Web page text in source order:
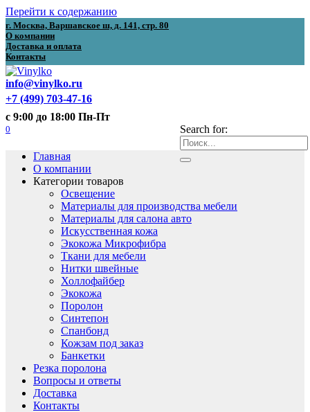
Перейти к содержанию
г. Москва, Варшавское ш, д. 141, стр. 80
О компании
Доставка и оплата
Контакты
info@vinylko.ru
+7 (499) 703-47-16
с 9:00 до 18:00 Пн-Пт
Search for:
0
Главная
О компании
Категории товаров
Освещение
Материалы для производства мебели
Материалы для салона авто
Искусственная кожа
Экокожа Микрофибра
Ткани для мебели
Нитки швейные
Холлофайбер
Экокожа
Поролон
Синтепон
Спанбонд
Кожзам под заказ
Банкетки
Резка поролона
Вопросы и ответы
Доставка
Контакты